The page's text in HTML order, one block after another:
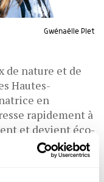
Gwénaëlle Plet
de nature et de
Hautes-
en
rapidement à
et devient éco-
du
pour la LPO